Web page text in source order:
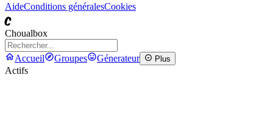
AideConditions généralesCookies
C
Choualbox
Accueil Groupes Génerateur Plus
Actifs